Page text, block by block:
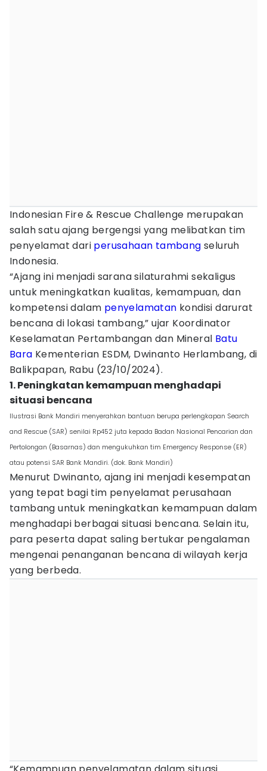
Indonesian Fire & Rescue Challenge merupakan
salah satu ajang bergengsi yang melibatkan tim
penyelamat dari perusahaan tambang seluruh
Indonesia.
“Ajang ini menjadi sarana silaturahmi sekaligus
untuk meningkatkan kualitas, kemampuan, dan
kompetensi dalam penyelamatan kondisi darurat
bencana di lokasi tambang,” ujar Koordinator
Keselamatan Pertambangan dan Mineral Batu
Bara Kementerian ESDM, Dwinanto Herlambang, di
Balikpapan, Rabu (23/10/2024).
1. Peningkatan kemampuan menghadapi
situasi bencana
Ilustrasi Bank Mandiri menyerahkan bantuan berupa perlengkapan Search
and Rescue (SAR) senilai Rp452 juta kepada Badan Nasional Pencarian dan
Pertolongan (Basarnas) dan mengukuhkan tim Emergency Response (ER)
atau potensi SAR Bank Mandiri. (dok. Bank Mandiri)
Menurut Dwinanto, ajang ini menjadi kesempatan
yang tepat bagi tim penyelamat perusahaan
tambang untuk meningkatkan kemampuan dalam
menghadapi berbagai situasi bencana. Selain itu,
para peserta dapat saling bertukar pengalaman
mengenai penanganan bencana di wilayah kerja
yang berbeda.